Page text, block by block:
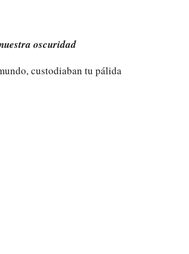
oscuridad
custodiaban tu pálida